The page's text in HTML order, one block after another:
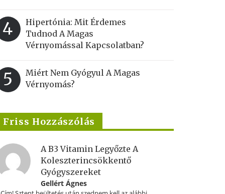
4
Hipertónia: Mit Érdemes
Tudnod A Magas
Vérnyomással Kapcsolatban?
5
Miért Nem Gyógyul A Magas
Vérnyomás?
Friss Hozzászólás
A B3 Vitamin Legyőzte A
Koleszterincsökkentő
Gyógyszereket
Gellért Ágnes